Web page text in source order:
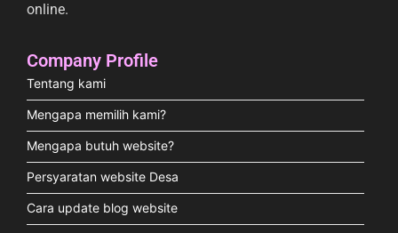
online.
Company Profile
Tentang kami
Mengapa memilih kami?
Mengapa butuh website?
Persyaratan website Desa
Cara update blog website